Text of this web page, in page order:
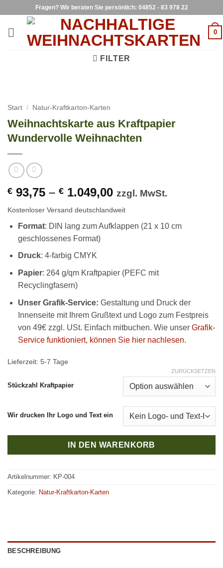
springen
Fragen? Wir beraten Sie persönlich: 04852 - 83 978 22
0
FILTER
Start / Natur-Kraftkarton-Karten
Weihnachtskarte aus Kraftpapier
Wundervolle Weihnachten
€ 93,75 – € 1.049,00 zzgl. MwSt.
Kostenloser Versand deutschlandweit
Format: DIN lang zum Aufklappen (21 x 10 cm
geschlossenes Format)
Druck: 4-farbig CMYK
Papier: 264 g/qm Kraftpapier (PEFC mit
Recyclingfasern)
Unser Grafik-Service: Gestaltung und Druck der
Innenseite mit Ihrem Grußtext und Logo zum Festpreis
von 49€ zzgl. USt. Einfach mitbuchen. Wie unser Grafik-
Service funktioniert, können Sie hier nachlesen.
Lieferzeit: 5-7 Tage
Stückzahl Kraftpapier
Wir drucken Ihr Logo und Text ein
ZURÜCKSETZEN
IN DEN WARENKORB
Artikelnummer: KP-004
Kategorie: Natur-Kraftkarton-Karten
BESCHREIBUNG